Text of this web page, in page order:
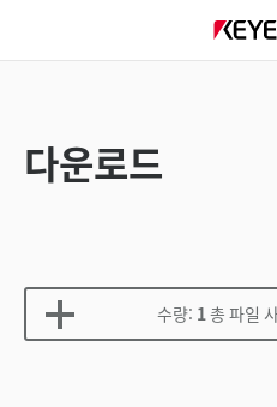
다운로드
수량: 1총 파일